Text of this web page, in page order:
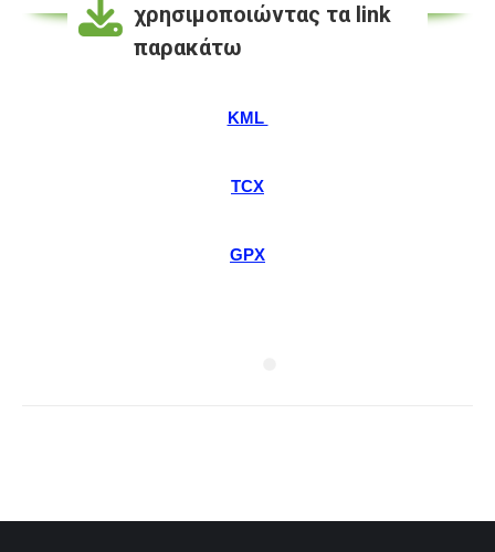
χρησιμοποιώντας τα link
παρακάτω
KML
TCX
GPX